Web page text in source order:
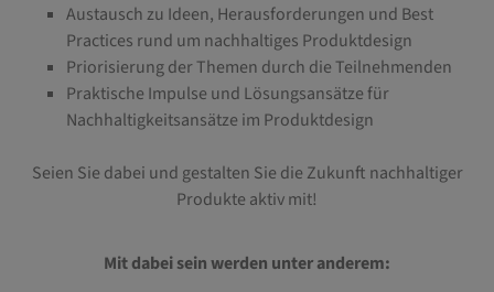
Austausch zu Ideen, Herausforderungen und Best
Practices rund um nachhaltiges Produktdesign
Priorisierung der Themen durch die Teilnehmenden
Praktische Impulse und Lösungsansätze für
Nachhaltigkeitsansätze im Produktdesign
Seien Sie dabei und gestalten Sie die Zukunft nachhaltiger
Produkte aktiv mit!
Mit dabei sein werden unter anderem: